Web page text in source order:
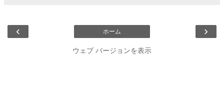
‹ ›
ホーム
ウェブ バージョンを表示